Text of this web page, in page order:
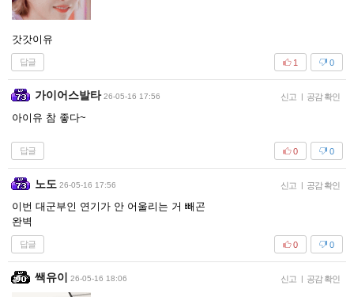
갓갓이유
답글 0
1
가이어스발타 26-05-16 17:56 신고 | 공감 확인
아이유 참 좋다~
답글 0
0
노도 26-05-16 17:56 신고 | 공감 확인
이번 대군부인 연기가 안 어울리는 거 빼곤
완벽
답글 0
0
쌕유이 26-05-16 18:06 신고 | 공감 확인